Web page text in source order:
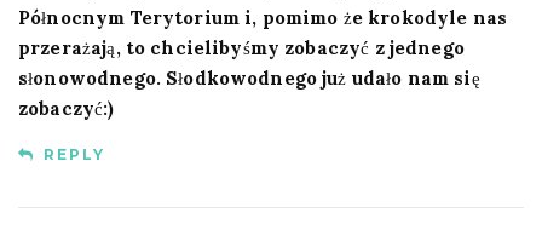
Północnym Terytorium i, pomimo że krokodyle nas
przerażają, to chcielibyśmy zobaczyć z jednego
słonowodnego. Słodkowodnego już udało nam się
zobaczyć:)
REPLY